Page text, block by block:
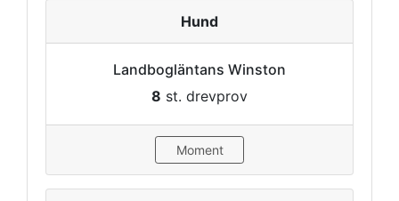
Hund
Landbogläntans Winston
8 st. drevprov
Moment